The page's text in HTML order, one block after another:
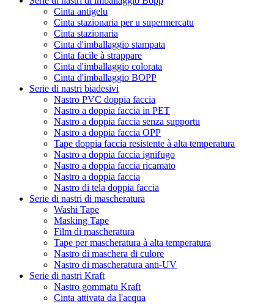
Cinta antigelu
Cinta stazionaria per u supermercatu
Cinta stazionaria
Cinta d'imballaggio stampata
Cinta facile à strappare
Cinta d'imballaggio colorata
Cinta d'imballaggio BOPP
Serie di nastri biadesivi
Nastro PVC doppia faccia
Nastro a doppia faccia in PET
Nastro a doppia faccia senza supportu
Nastro a doppia faccia OPP
Tape doppia faccia resistente à alta temperatura
Nastro a doppia faccia ignifugo
Nastro a doppia faccia ricamato
Nastro a doppia faccia
Nastro di tela doppia faccia
Serie di nastri di mascheratura
Washi Tape
Masking Tape
Film di mascheratura
Tape per mascheratura à alta temperatura
Nastro di maschera di culore
Nastro di mascheratura anti-UV
Serie di nastri Kraft
Nastro gommatu Kraft
Cinta attivata da l'acqua